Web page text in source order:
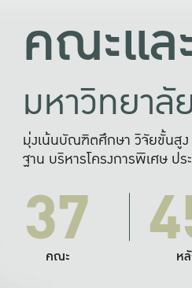
คณะแล
มหาวิทยาลั
มุ่งเน้นบัณฑิตศึกษา วิจัยขั้นสู
ฐาน บริหารโครงการพิเศษ ป
37
คณะ ห